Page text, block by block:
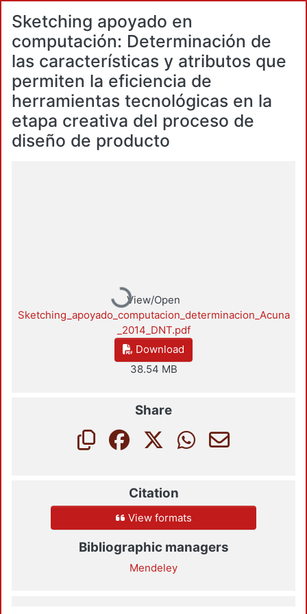
Sketching apoyado en
computación: Determinación de
las características y atributos que
permiten la eficiencia de
herramientas tecnológicas en la
etapa creativa del proceso de
diseño de producto
Loading...View/Open
Sketching_apoyado_computacion_determinacion_Acuna
_2014_DNT.pdf
Download
38.54 MB
Share
Citation
View formats
Bibliographic managers
Mendeley